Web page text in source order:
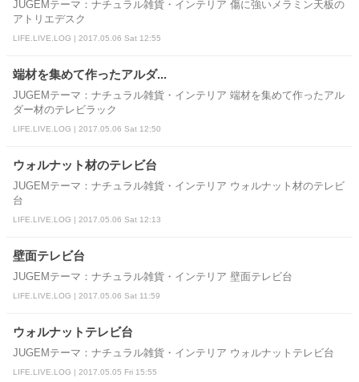
JUGEMテーマ：ナチュラル雑貨・インテリア 傷に強いメラミン天板の
アトリエデスク
LIFE.LIVE.LOG | 2017.05.06 Sat 12:55
端材を集めて作ったアルダ...
JUGEMテーマ：ナチュラル雑貨・インテリア 端材を集めて作ったアル
ダー材のテレビラック
LIFE.LIVE.LOG | 2017.05.06 Sat 12:50
ウォルナット材のテレビ台
JUGEMテーマ：ナチュラル雑貨・インテリア ウォルナット材のテレビ
台
LIFE.LIVE.LOG | 2017.05.06 Sat 12:13
壁面テレビ台
JUGEMテーマ：ナチュラル雑貨・インテリア 壁面テレビ台
LIFE.LIVE.LOG | 2017.05.06 Sat 11:59
ウォルナットテレビ台
JUGEMテーマ：ナチュラル雑貨・インテリア ウォルナットテレビ台
LIFE.LIVE.LOG | 2017.05.05 Fri 15:55